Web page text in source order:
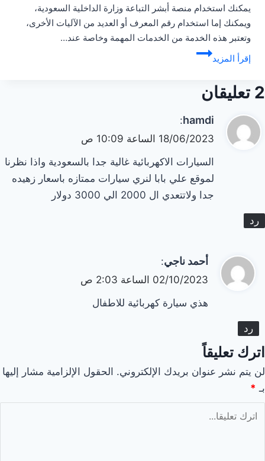
يمكنك استخدام منصة أبشر التباعة وزارة الداخلية السعودية،
ويمكنك إما استخدام رقم المعرف أو العديد من الآليات الأخرى،
وتعتبر هذه الخدمة من الخدمات المهمة وخاصة عند…
إقرأ المزيد
استعلام
سيارة
الهوية
2 تعليقان
يقول
hamdi
:
18/06/2023 الساعة 10:09 ص
السيارات الاكهربائية غالية جدا بالسعودية واذا نظرنا
لموقع علي بابا لنري سيارات ممتازه باسعار زهيده
جدا ولاتتعدي ال 2000 الي 3000 دولار
رد
يقول
أحمد ناجي:
02/10/2023 الساعة 2:03 ص
هذي سيارة كهربائية للاطفال
رد
اترك تعليقاً
لن يتم نشر عنوان بريدك الإلكتروني. الحقول الإلزامية مشار إليها
بـ *